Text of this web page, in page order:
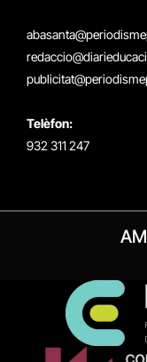
Telèfon:
932 311 247